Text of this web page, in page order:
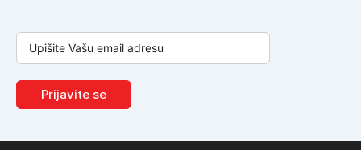
Prijavite se